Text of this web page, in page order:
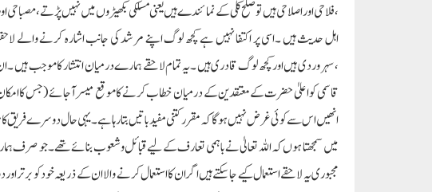
،فلاحی اور اصلاحی ہیں تو صلح کلی کے نمائندے ہیں یعنی مسلکی بکھیڑوں میں نہیں پڑتے
اہل حدیث ہیں ۔اسی پر اکتفا نہیں ہے کچھ لوگ اپنے مرشد کی جانب اشارہ کرنے والے
،سہروردی ہیں اورکچھ لوگ قادری ہیں ۔یہ تمام لاحقے ہمارے درمیان انتشار کا موجب ہیں
قاسمی کو اعلیٰ حضرت کے معتقدین کے درمیان خطاب کرنے کا موقع میسر آجائے (جس کا
انھیں اس سے کوئی غرض نہیں ہوگا کہ مقرر کتنی مفید باتیں بتارہا ہے ۔یہی حال دوسرے
میں سمجھتا ہوں کہ اللہ تعالیٰ نے باہمی تعارف کے لیے قبائل و شعوب بنائے تھے ۔جو صرف
مجبوری یہ لاحقے استعمال کیے جاسکتے ہیں اگر ان کا استعمال کرنے والا ان کے ذریعہ خود کو